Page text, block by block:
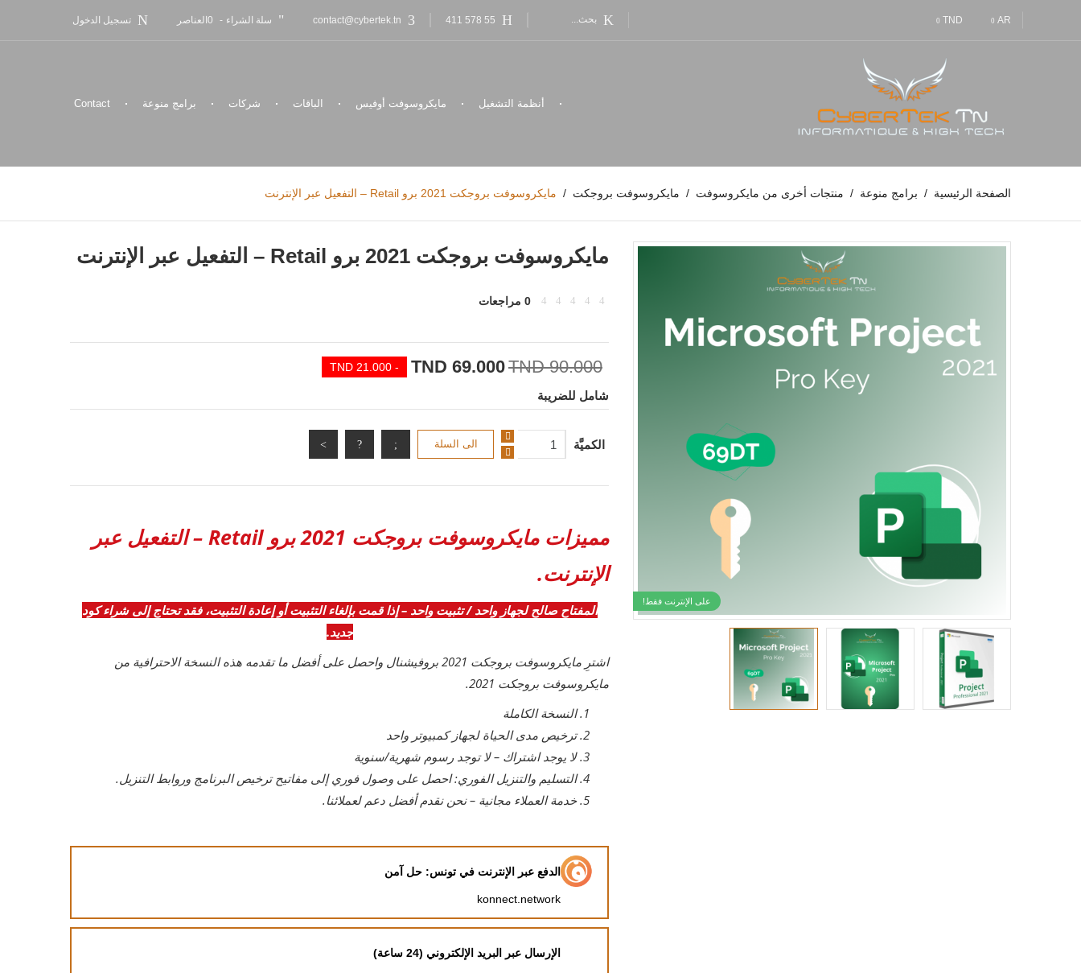
AR
TND
55 578 411
contact@cybertek.tn سلة الشراء -
0العناصر تسجيل الدخول
أنظمة التشغيل مايكروسوفت أوفيس الباقات شركات برامج منوعة Contact
الصفحة الرئيسية برامج منوعة منتجات أخرى من مايكروسوفت مايكروسوفت بروجكت مايكروسوفت بروجكت 2021 برو Retail – التفعيل عبر الإنترنت
على الإنترنت فقط!
مايكروسوفت بروجكت 2021 برو Retail – التفعيل عبر الإنترنت
0 مراجعات
90.000 TND
69.000 TND
- 21.000 TND
شامل للضريبة
الكميَّة الى السلة
مميزات مايكروسوفت بروجكت 2021 برو Retail – التفعيل عبر
الإنترنت.
المفتاح صالح لجهاز واحد / تثبيت واحد – إذا قمت بإلغاء التثبيت أو إعادة التثبيت، فقد تحتاج إلى شراء كود
جديد.
اشترِ مايكروسوفت بروجكت 2021 بروفيشنال واحصل على أفضل ما تقدمه هذه النسخة الاحترافية من
مايكروسوفت بروجكت 2021.
النسخة الكاملة
ترخيص مدى الحياة لجهاز كمبيوتر واحد
لا يوجد اشتراك – لا توجد رسوم شهرية/سنوية
التسليم والتنزيل الفوري: احصل على وصول فوري إلى مفاتيح ترخيص البرنامج وروابط التنزيل.
خدمة العملاء مجانية – نحن نقدم أفضل دعم لعملائنا.
الدفع عبر الإنترنت في تونس: حل آمن
konnect.network
الإرسال عبر البريد الإلكتروني (24 ساعة)